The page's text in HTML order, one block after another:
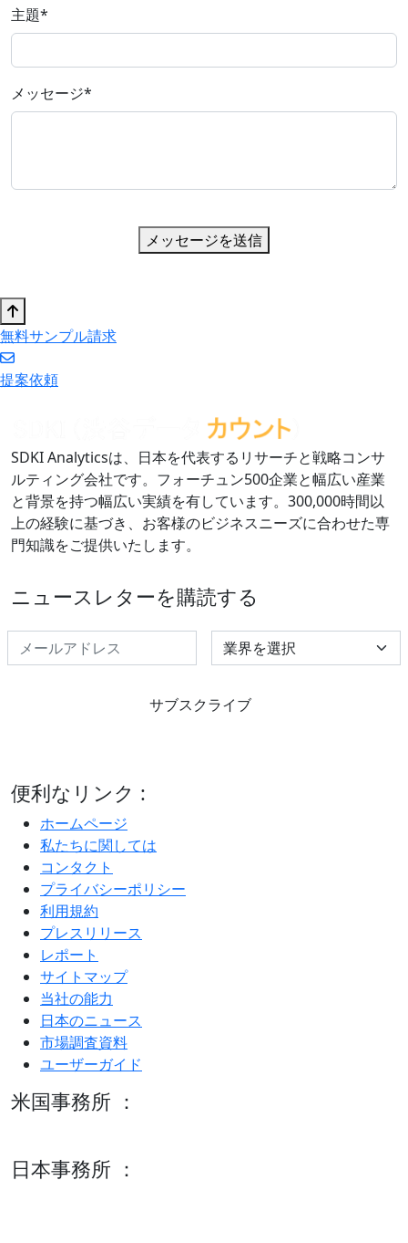
主題*
メッセージ*
メッセージを送信
無料サンプル請求
提案依頼
SDKI Analyticsは、日本を代表するリサーチと戦略コンサ
ルティング会社です。フォーチュン500企業と幅広い産業
と背景を持つ幅広い実績を有しています。300,000時間以
上の経験に基づき、お客様のビジネスニーズに合わせた専
門知識をご提供いたします。
ニュースレターを購読する
Select Industry
サブスクライブ
便利なリンク :
ホームページ
私たちに関しては
コンタクト
プライバシーポリシー
利用規約
プレスリリース
レポート
サイトマップ
当社の能力
日本のニュース
市場調査資料
ユーザーガイド
米国事務所 ：
日本事務所 ：